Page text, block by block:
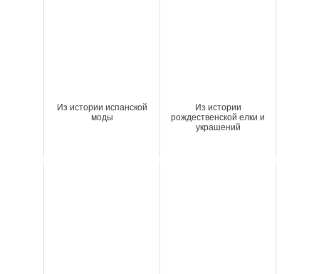
Из истории испанской
моды
Из истории
рождественской елки и
украшений